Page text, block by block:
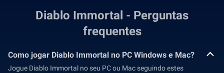
Diablo Immortal - Perguntas
frequentes
Como jogar Diablo Immortal no PC Windows e Mac?
Jogue Diablo Immortal no seu PC ou Mac seguindo estes